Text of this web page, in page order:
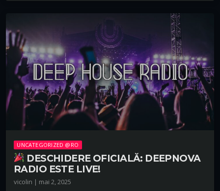
UNCATEGORIZED @RO
DESCHIDERE OFICIALĂ: DEEPNOVA
RADIO ESTE LIVE!
vicolin | mai 2, 2025